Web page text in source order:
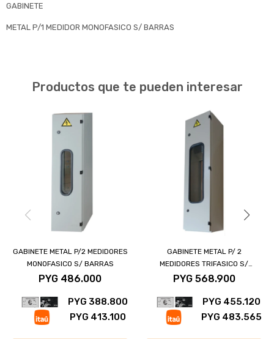
GABINETE
METAL P/1 MEDIDOR MONOFASICO S/ BARRAS
Productos que te pueden interesar
GABINETE METAL P/2 MEDIDORES
MONOFASICO S/ BARRAS
PYG 486.000
PYG 388.800
PYG 413.100
GABINETE METAL P/ 2
MEDIDORES TRIFASICO S/
BARRAS
PYG 568.900
PYG 455.120
PYG 483.565